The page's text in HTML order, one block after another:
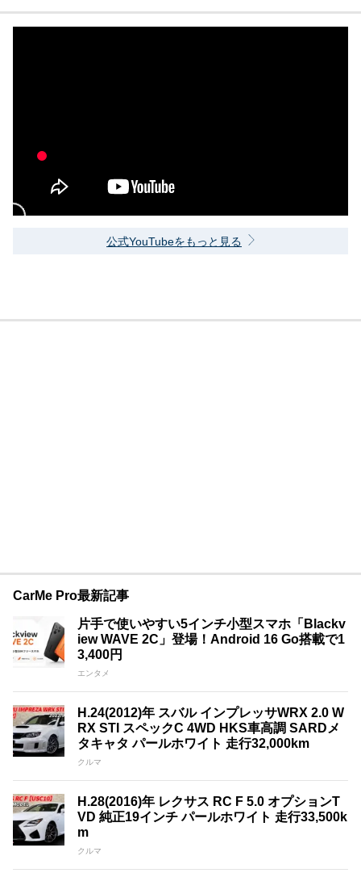
公式YouTubeをもっと見る
CarMe Pro最新記事
片手で使いやすい5インチ小型スマホ「Blackv
iew WAVE 2C」登場！Android 16 Go搭載で1
3,400円
エンタメ
H.24(2012)年 スバル インプレッサWRX 2.0 W
RX STI スペックC 4WD HKS車高調 SARDメ
タキャタ パールホワイト 走行32,000km
クルマ
H.28(2016)年 レクサス RC F 5.0 オプションT
VD 純正19インチ パールホワイト 走行33,500k
m
クルマ